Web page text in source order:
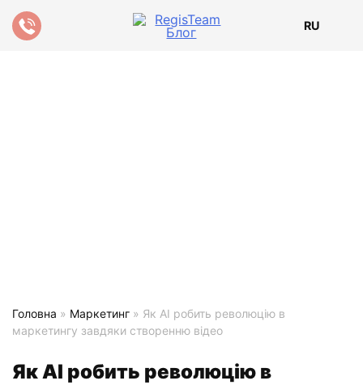
RU
Головна » Маркетинг » Як AI робить революцію в
маркетингу завдяки створенню відео
Як AI робить революцію в